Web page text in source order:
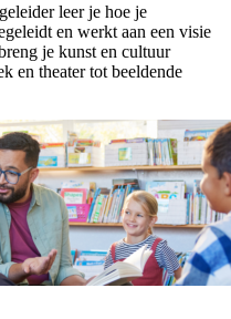
leer je hoe je
en werkt aan een visie
je kunst en cultuur
en theater tot beeldende